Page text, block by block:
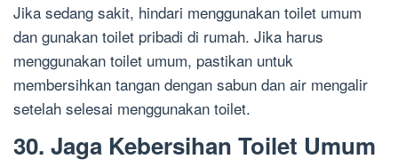
Jika sedang sakit, hindari menggunakan toilet umum
dan gunakan toilet pribadi di rumah. Jika harus
menggunakan toilet umum, pastikan untuk
membersihkan tangan dengan sabun dan air mengalir
setelah selesai menggunakan toilet.
30. Jaga Kebersihan Toilet Umum